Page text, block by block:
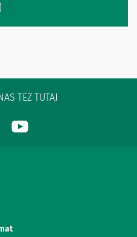
TEŻ TUTAJ